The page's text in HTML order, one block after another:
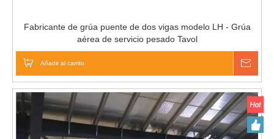
Fabricante de grúa puente de dos vigas modelo LH - Grúa
aérea de servicio pesado Tavol
Añadir al carrito